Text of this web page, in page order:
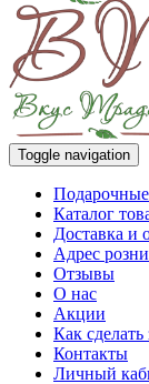
Toggle navigation
Каталог
Доставка и
Адрес
Отзывы
О нас
Акции
Как сделать
Контакты
Личный